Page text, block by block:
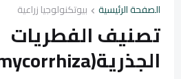
الصفحة الرئيسية بيوتكنولوجيا زراعية
تصنيف الفطريات
الجذرية(mycorrhiza)